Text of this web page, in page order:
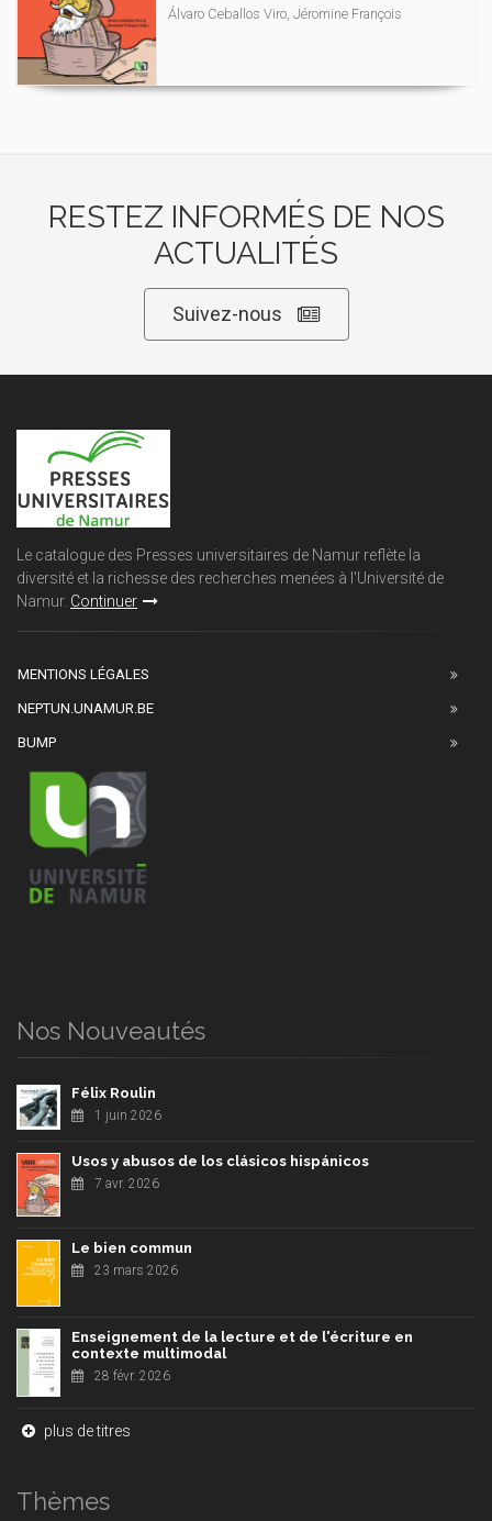
Álvaro Ceballos Viro, Jéromine François
RESTEZ INFORMÉS DE NOS
ACTUALITÉS
Suivez-nous
Le catalogue des Presses universitaires de Namur reflète la
diversité et la richesse des recherches menées à l'Université de
Namur. Continuer
MENTIONS LÉGALES
NEPTUN.UNAMUR.BE
BUMP
Nos Nouveautés
Félix Roulin
1 juin 2026
Usos y abusos de los clásicos hispánicos
7 avr. 2026
Le bien commun
23 mars 2026
Enseignement de la lecture et de l'écriture en
contexte multimodal
28 févr. 2026
plus de titres
Thèmes